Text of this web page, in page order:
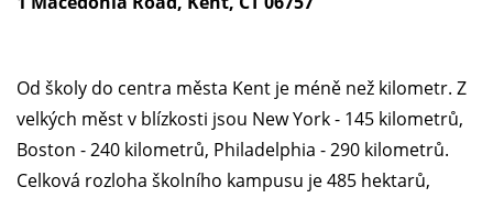
Od školy do centra města Kent je méně než kilometr. Z
velkých měst v blízkosti jsou New York - 145 kilometrů,
Boston - 240 kilometrů, Philadelphia - 290 kilometrů.
Celková rozloha školního kampusu je 485 hektarů,